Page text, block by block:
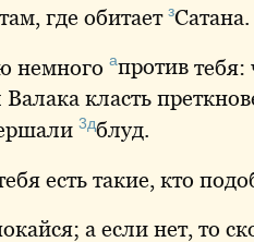
где обитает зСатана.
немного апротив тебя:
класть
3дблуд.
есть такие, кто
; а если нет, то